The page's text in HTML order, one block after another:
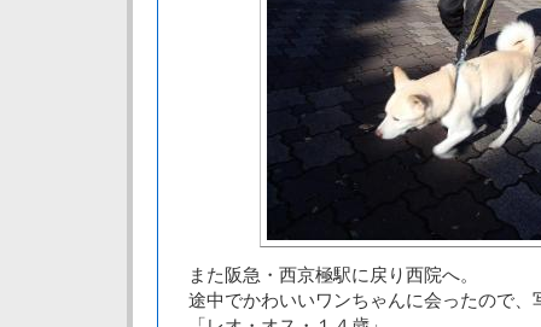
また阪急・西京極駅に戻り西院へ。
途中でかわいいワンちゃんに会ったので、